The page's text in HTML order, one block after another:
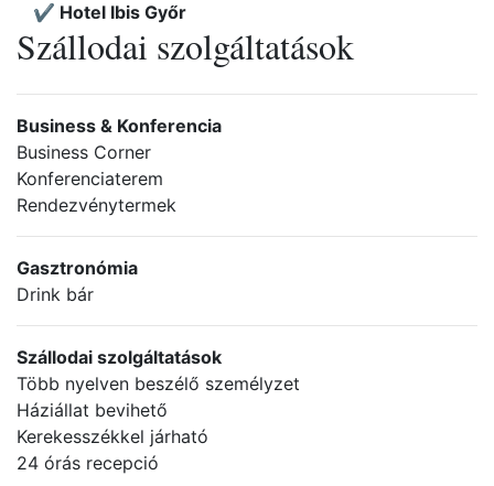
✔️ Hotel Ibis Győr
Szállodai szolgáltatások
Business & Konferencia
Business Corner
Konferenciaterem
Rendezvénytermek
Gasztronómia
Drink bár
Szállodai szolgáltatások
Több nyelven beszélő személyzet
Háziállat bevihető
Kerekesszékkel járható
24 órás recepció